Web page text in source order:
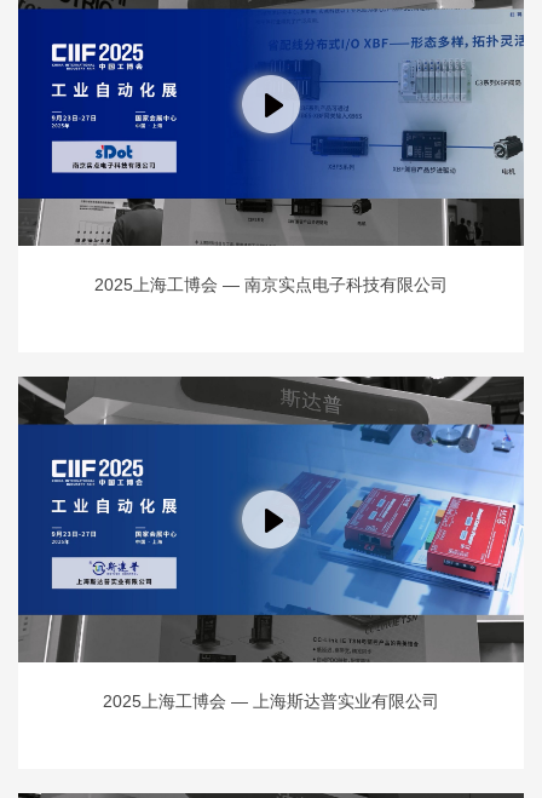
2025上海工博会 — 南京实点电子科技有限公司
2025上海工博会 — 上海斯达普实业有限公司